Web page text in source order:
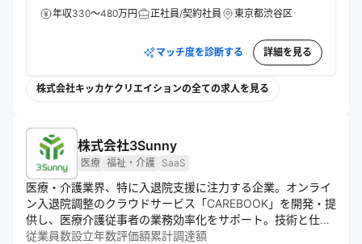
引き合いが急増している。 現在は、自社開発の転職ポータル
やCRM、AIマッチング等のテクノロジー投資を加速中。 単な
る仲介エージェントに留まらず、「メディアの集客・啓蒙
力」と「自社システムの最適化」を両立し、IT採用市場の新
年収330～480万円 正社員/契約社員 東京都渋谷区
マッチ度を診断する 詳細を見る
株式会社キッカケクリエイションの全ての求人を見る
株式会社3Sunny
医療 福祉・介護 SaaS
医療・介護業界、特に入退院支援に注力する企業。オンライ
ン入退院調整のクラウドサービス「CAREBOOK」を開発・提
供し、医療介護従事者の業務効率化をサポート。技術と仕組
みで現場の課題を解決し、誰もが安心して医療介護を受けら
従業員数設立年数評価額累計調達額